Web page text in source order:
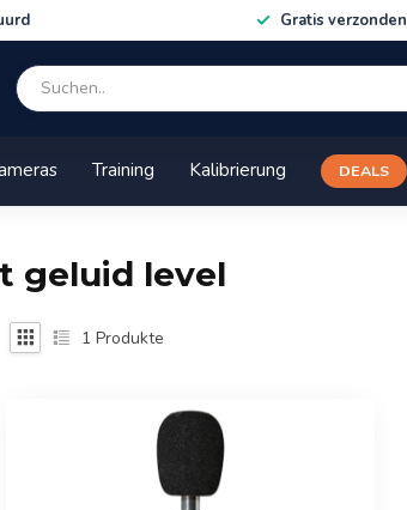
Gratis verzonden
Training Kalibrierung DEALS
geluid level
1 Produkte